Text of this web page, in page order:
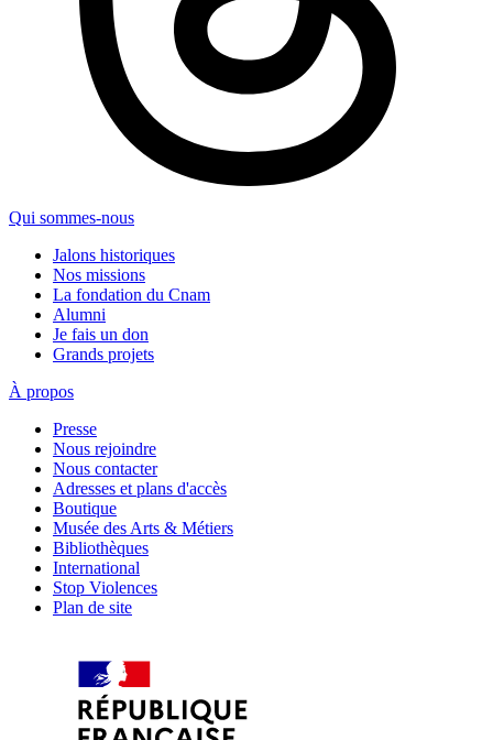
Qui sommes-nous
Jalons historiques
Nos missions
La fondation du Cnam
Alumni
Je fais un don
Grands projets
À propos
Presse
Nous rejoindre
Nous contacter
Adresses et plans d'accès
Boutique
Musée des Arts & Métiers
Bibliothèques
International
Stop Violences
Plan de site